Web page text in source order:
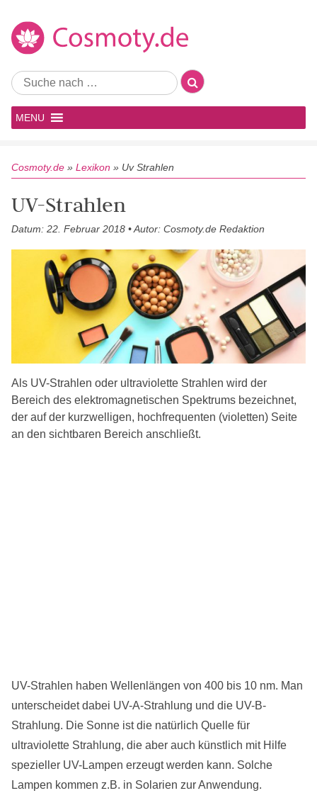
MENU
Cosmoty.de » Lexikon » Uv Strahlen
UV-Strahlen
Datum: 22. Februar 2018 • Autor: Cosmoty.de Redaktion
Als UV-Strahlen oder ultraviolette Strahlen wird der
Bereich des elektromagnetischen Spektrums bezeichnet,
der auf der kurzwelligen, hochfrequenten (violetten) Seite
an den sichtbaren Bereich anschließt.
UV-Strahlen haben Wellenlängen von 400 bis 10 nm. Man
unterscheidet dabei UV-A-Strahlung und die UV-B-
Strahlung. Die Sonne ist die natürlich Quelle für
ultraviolette Strahlung, die aber auch künstlich mit Hilfe
spezieller UV-Lampen erzeugt werden kann. Solche
Lampen kommen z.B. in Solarien zur Anwendung.